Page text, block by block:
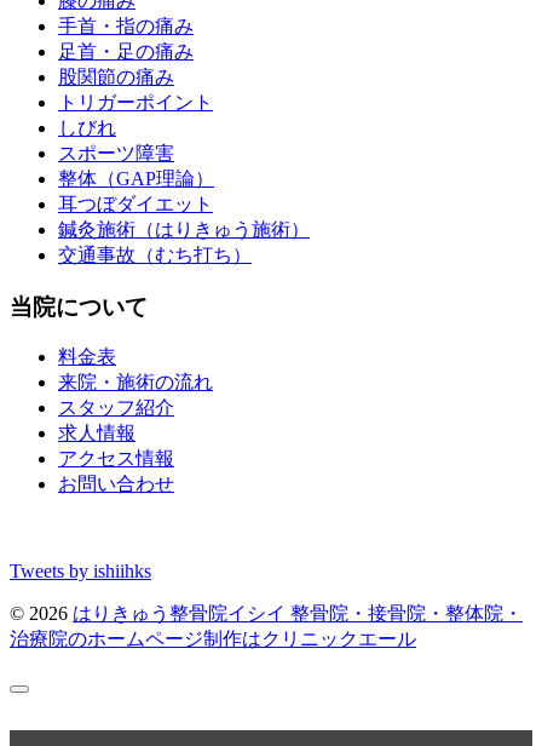
手首・指の痛み
足首・足の痛み
股関節の痛み
トリガーポイント
しびれ
スポーツ障害
整体（GAP理論）
耳つぼダイエット
鍼灸施術（はりきゅう施術）
交通事故（むち打ち）
当院について
料金表
来院・施術の流れ
スタッフ紹介
求人情報
アクセス情報
お問い合わせ
Tweets by ishiihks
© 2026 はりきゅう整骨院イシイ 整骨院・接骨院・整体院・
治療院のホームページ制作はクリニックエール